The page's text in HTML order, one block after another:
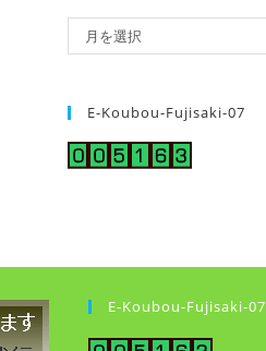
月を選択
E-Koubou-Fujisaki-07
E-Koubou-Fujisaki-07